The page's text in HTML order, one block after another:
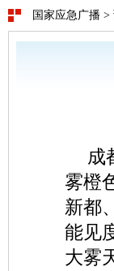
国家应急广播 >
成
雾橙
新都
能见
大雾